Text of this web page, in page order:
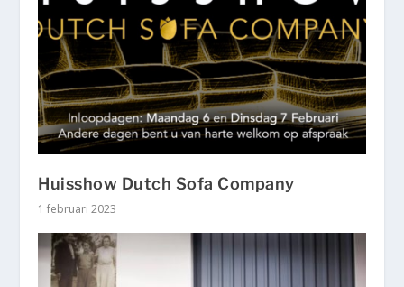
Huisshow Dutch Sofa Company
1 februari 2023